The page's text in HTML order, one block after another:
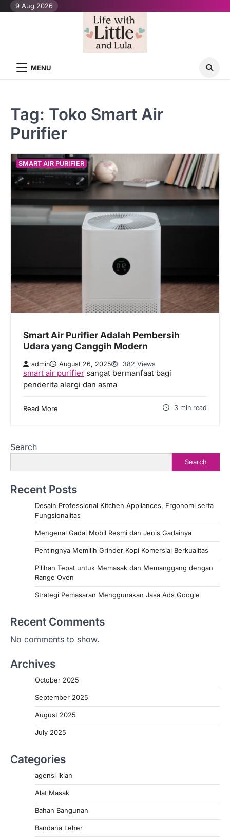
Skip9 Aug 2026
MENU
Tag: Toko Smart Air
Purifier
SMART AIR PURIFIER
Smart Air Purifier Adalah Pembersih
Udara yang Canggih Modern
admin August 26, 2025 382 Views
smart air purifier sangat bermanfaat bagi
penderita alergi dan asma
Read More 3 min read
Search
Search
Recent Posts
Desain Professional Kitchen Appliances, Ergonomi serta
Fungsionalitas
Mengenal Gadai Mobil Resmi dan Jenis Gadainya
Pentingnya Memilih Grinder Kopi Komersial Berkualitas
Pilihan Tepat untuk Memasak dan Memanggang dengan
Range Oven
Strategi Pemasaran Menggunakan Jasa Ads Google
Recent Comments
No comments to show.
Archives
October 2025
September 2025
August 2025
July 2025
Categories
agensi iklan
Alat Masak
Bahan Bangunan
Bandana Leher